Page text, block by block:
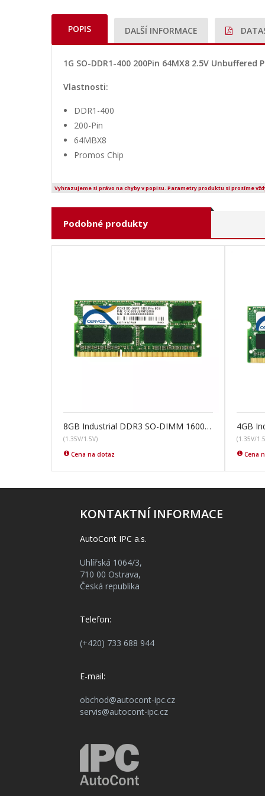
POPIS DALŠÍ INFORMACE
1G SO-DDR1-400 200Pin 64MX8 2.5V Unbuffered
Vlastnosti:
DDR1-400
200-Pin
64MBX8
Promos Chip
Vyhrazujeme si právo na chyby v popisu. Parametry produktu si prosíme
Podobné produkty
8GB Industrial DDR3 SO-DIMM 1600MHz
(1.35V/1.5V)
Cena na dotaz
(1.35V/
Cena
KONTAKTNÍ INFORMACE
AutoCont IPC a.s.
Uhlířská 1064/3,
710 00 Ostrava,
Česká republika
Telefon:
(+420) 733 688 944
E-mail:
obchod@autocont-ipc.cz
servis@autocont-ipc.cz